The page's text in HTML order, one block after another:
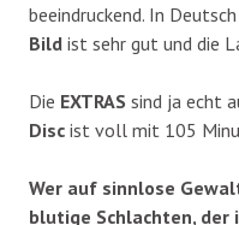
beeindruckend. In
Bild ist sehr gut und die
Die EXTRAS sind ja echt
Disc ist voll mit 105
Wer auf sinnlose
blutige Schlachten, der